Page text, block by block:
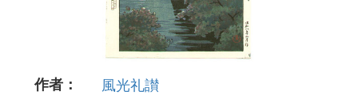
作者：
風光礼讃